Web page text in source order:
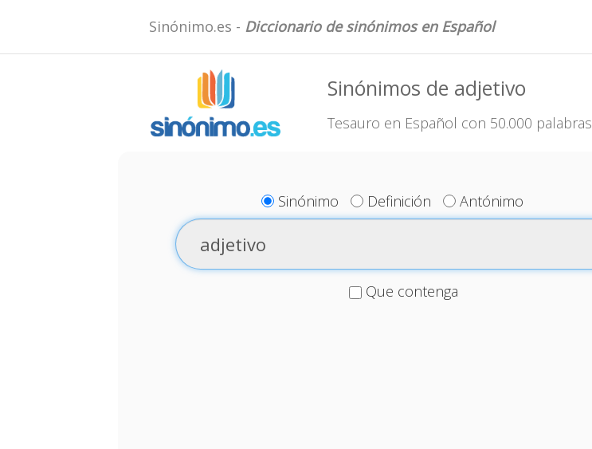
Sinónimo.es - Diccionario de sinónimos en Español
Sinónimos de adjetivo
Tesauro en Español con 50.000 palabras
Sinónimo Definición Antónimo
Que contenga